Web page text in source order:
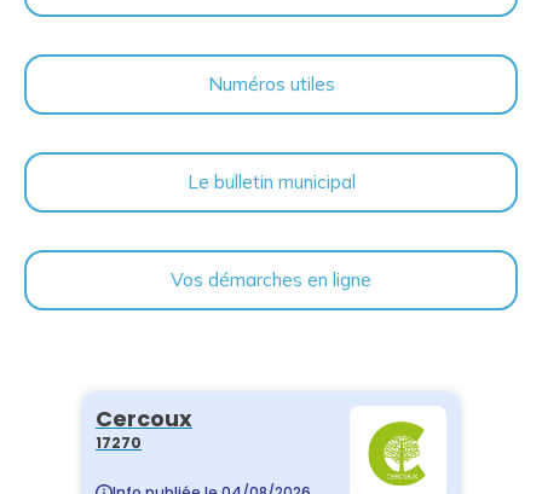
Numéros utiles
Le bulletin municipal
Vos démarches en ligne